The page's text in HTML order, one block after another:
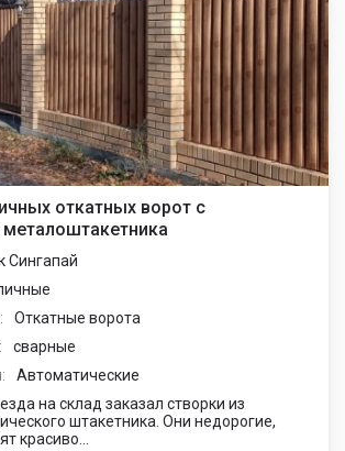
откатных ворот с
Сингапай
Откатные ворота
сварные
Автоматические
на склад заказал створки из
штакетника. Они недорогие,
красиво...